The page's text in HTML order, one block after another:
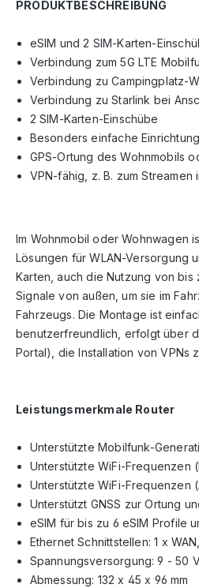
PRODUKTBESCHREIBUNG
eSIM und 2 SIM-Karten-
Verbindung zum 5G LTE
Verbindung zu Campingplatz-
Verbindung zu Starlink bei
2 SIM-Karten-Einschübe
Besonders einfache
GPS-Ortung des Wohnmobils
VPN-fähig, z. B. zum Streamen
Im Wohnmobil oder Wohnwagen
Lösungen für WLAN-Versorgung
Karten, auch die Nutzung von
Signale von außen, um sie im
Fahrzeugs. Die Montage ist
benutzerfreundlich, erfolgt über
Portal), die Installation von VPNs
Leistungsmerkmale Router
Unterstützte Mobilfunk-
Unterstützte WiFi-Frequenzen
Unterstützte WiFi-Frequenzen
Unterstützt GNSS zur Ortung
eSIM für bis zu 6 eSIM Profile
Ethernet Schnittstellen: 1 x
Spannungsversorgung: 9 - 50
Abmessung: 132 x 45 x 96 mm